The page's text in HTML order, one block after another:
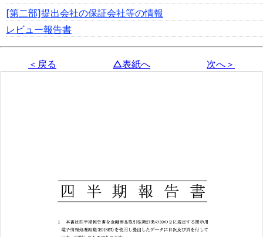
[第二部]提出会社の保証会社等の情報
レビュー報告書
＜戻る △表紙へ 次へ＞